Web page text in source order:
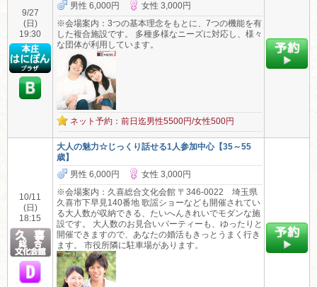
9/27
(日)
19:30
男性 6,000円
女性 3,000円
※会場案内：3つの基本理念をもとに、7つの機能を有
した複合施設です。 多種多様なニーズに対応し、様々
な団体が利用しています。
ネット予約：前日迄男性5500円/女性500円
10/11
(日)
18:15
大人の魅力☆じっくり話せる1人参加中心【35～55
歳】
男性 6,000円
女性 3,000円
※会場案内：久喜総合文化会館 〒346-0022 埼玉県
久喜市下早見140番地 歌謡ショーなども開催されてい
る大人数が収納できる、たいへんきれいでモダンな施
設です。 大人数のお見合いパーティーも、ゆったりと
開催できますので、あなたの婚活もきっとうまく行き
ます。 市役所隣に駐車場があります。